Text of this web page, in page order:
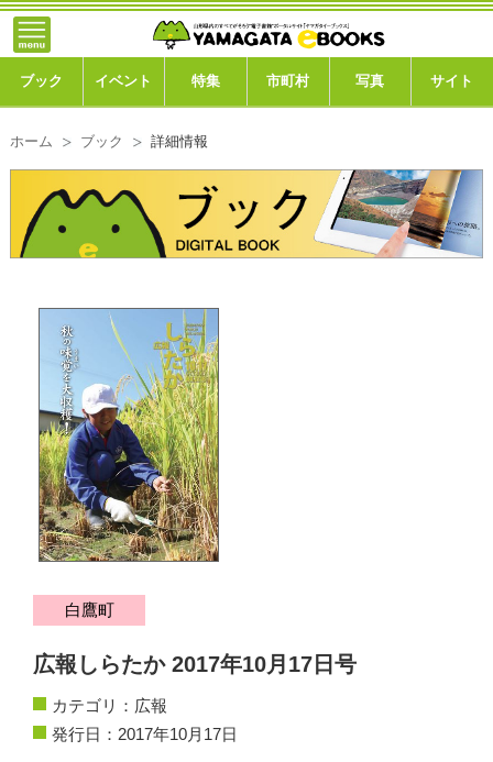
ブック イベント 特集 市町村 写真 サイト
ホーム ブック 詳細情報
白鷹町
広報しらたか 2017年10月17日号
カテゴリ： 広報
発行日：2017年10月17日
トップ
ブック
市町村
このサイトについて
運営会社
ご利用ガイド
よくある質問
サイトマップ
個人情報保護方針
}; -->